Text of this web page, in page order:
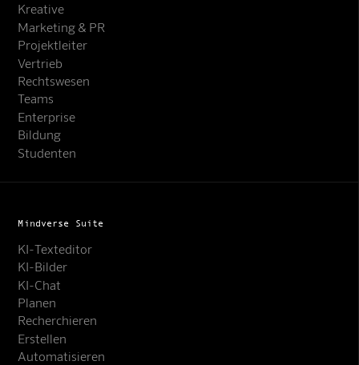
Kreative
Marketing & PR
Projektleiter
Vertrieb
Rechtswesen
Teams
Enterprise
Bildung
Studenten
Mindverse Suite
KI-Texteditor
KI-Bilder
KI-Chat
Planen
Recherchieren
Erstellen
Automatisieren